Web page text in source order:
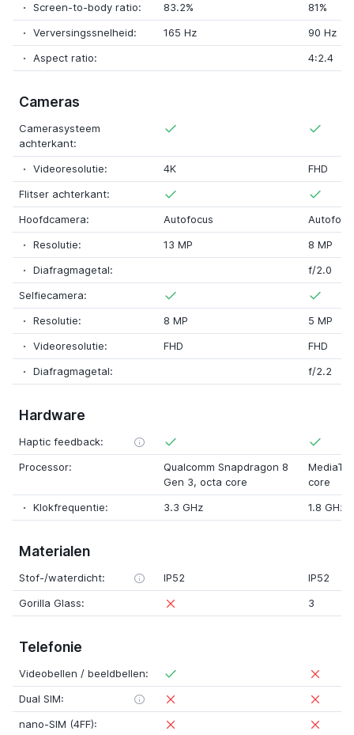
Screen-to-body ratio:
83.2%
81%
Verversingssnelheid:
165 Hz
90 Hz
Aspect ratio:
4:2.4
Cameras
Camerasysteem
achterkant:
Videoresolutie:
4K
FHD
Flitser achterkant:
Hoofdcamera:
Autofocus
Resolutie:
13 MP
8 MP
Diafragmagetal:
f/2.0
Selfiecamera:
Resolutie:
8 MP
5 MP
Videoresolutie:
FHD
FHD
Diafragmagetal:
f/2.2
Hardware
Haptic feedback:
Processor:
Qualcomm Snapdragon 8
Gen 3, octa core
core
Klokfrequentie:
3.3 GHz 1.8 GHz
Materialen
Stof-/waterdicht: IP52
IP52
Gorilla Glass:
3
Telefonie
Videobellen / beeldbellen:
Dual SIM:
nano-SIM (4FF):